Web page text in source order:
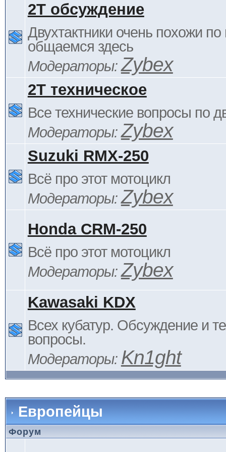
2Т обсуждение
Двухтактники очень похожи по
общаемся здесь
Модераторы:Zybex
2Т техническое
Все технические вопросы по
Модераторы:Zybex
Suzuki RMX-250
Всё про этот мотоцикл
Модераторы:Zybex
Honda CRM-250
Всё про этот мотоцикл
Модераторы:Zybex
Kawasaki KDX
Всех кубатур. Обсуждение и
вопросы.
Модераторы: Kn1ght
Европейцы
Форум